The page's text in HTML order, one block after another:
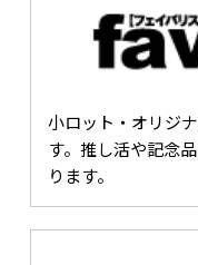
小ロット・オリジ
す。推し活や記念
ります。